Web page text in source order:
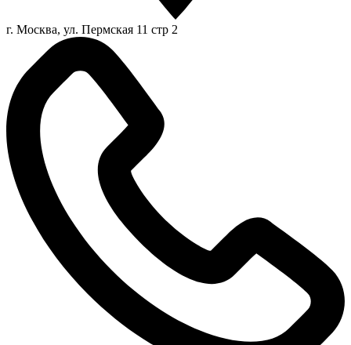
г. Москва, ул. Пермская 11 стр 2